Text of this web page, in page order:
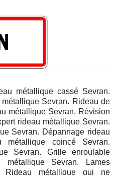
métallique cassé Sevran.
Sevran. Rideau de
métallique Sevran. Révision
rideau métallique Sevran.
Sevran. Dépannage rideau
métallique coincé Sevran.
Sevran. Grille enroulable
métallique Sevran. Lames
Rideau métallique qui ne